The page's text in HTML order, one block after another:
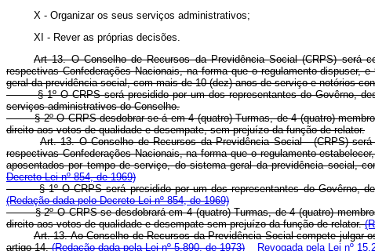
X - Organizar os seus serviços administrativos;
XI - Rever as próprias decisões.
Art 13. O Conselho de Recursos da Previdência Social (CRPS) será
respectivas Confederações Nacionais, na forma que o regulamento dispuser,
geral da previdência social, com mais de 10 (dez) anos de serviço e notórios
§ 1º O CRPS será presidido por um dos representantes do Govêrno,
serviços administrativos do Conselho.
§ 2º O CRPS desdobrar-se-á em 4 (quatro) Turmas, de 4 (quatro) membros
direito aos votos de qualidade e desempate, sem prejuízo da função de relator.
Art. 13. O Conselho de Recursos da Previdência Social - (CRPS)
respectivas Confederações Nacionais, na forma que o regulamento
aposentados por tempo de serviço, do sistema geral da previdência social,
Decreto-Lei nº 854, de 1969)
§ 1º O CRPS será presidido por um dos representantes do Govêrno,
(Redação dada pelo Decreto-Lei nº 854, de 1969)
§ 2º O CRPS se desdobrará em 4 (quatro) Turmas, de 4 (quatro) membros
direito aos votos de qualidade e desempate sem prejuízo da função de relator.
Art. 13. Ao Conselho de Recursos da Previdência Social compete
artigo 14.(Redação dada pela Lei nº 5.890, de 1973)
Revogada pela Lei nº